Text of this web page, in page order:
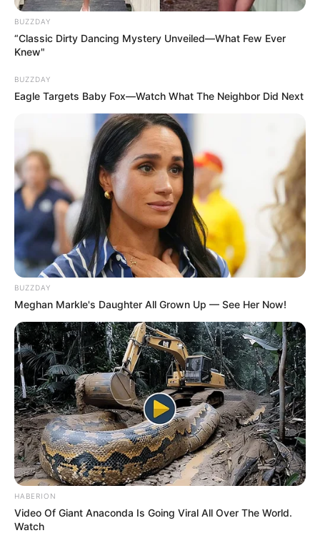
BUZZDAY
“Classic Dirty Dancing Mystery Unveiled—What Few Ever
Knew"
BUZZDAY
Eagle Targets Baby Fox—Watch What The Neighbor Did Next
BUZZDAY
Meghan Markle's Daughter All Grown Up — See Her Now!
HABERION
Video Of Giant Anaconda Is Going Viral All Over The World.
Watch